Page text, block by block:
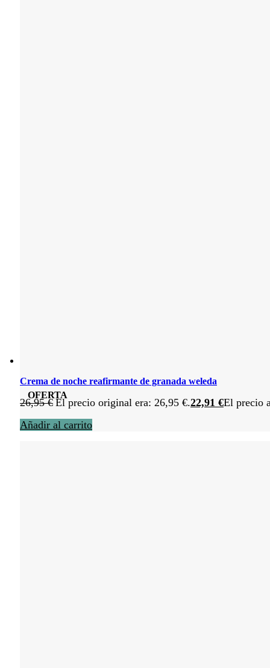
OFERTA
Crema de noche reafirmante de granada weleda
26,95€ El precio original era: 26,95 €.22,91 €El precio
Añadir al carrito